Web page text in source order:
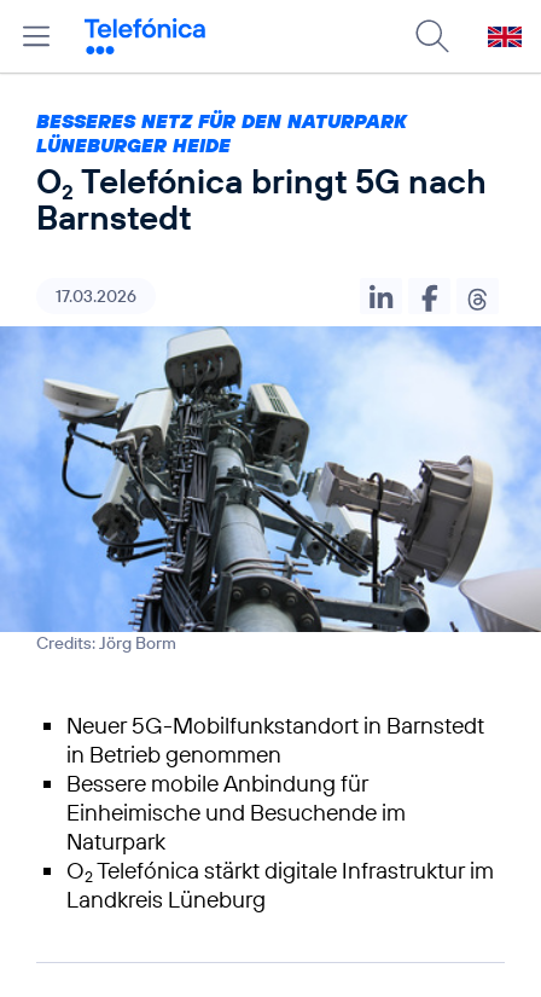
BESSERES NETZ FÜR DEN NATURPARK
LÜNEBURGER HEIDE
O2 Telefónica bringt 5G nach
Barnstedt
17.03.2026
Credits: Jörg Borm
Neuer 5G-Mobilfunkstandort in Barnstedt
in Betrieb genommen
Bessere mobile Anbindung für
Einheimische und Besuchende im
Naturpark
O2Telefónica stärkt digitale Infrastruktur im
Landkreis Lüneburg